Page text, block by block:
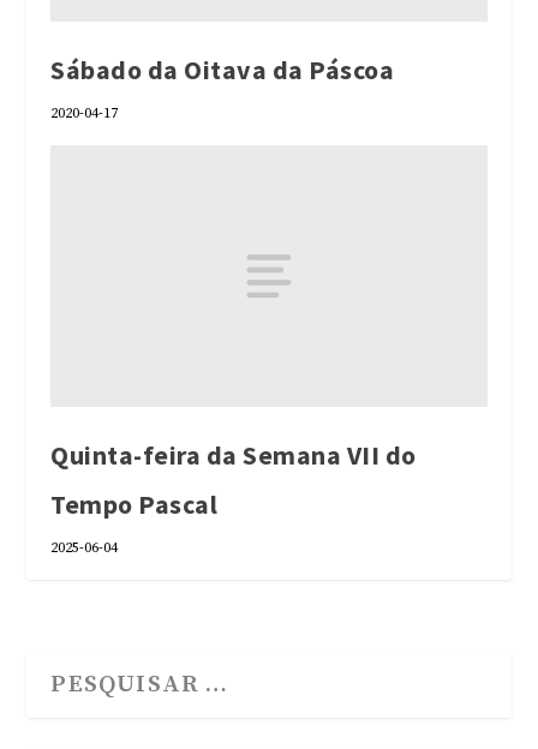
Sábado da Oitava da Páscoa
2020-04-17
Quinta-feira da Semana VII do
Tempo Pascal
2025-06-04